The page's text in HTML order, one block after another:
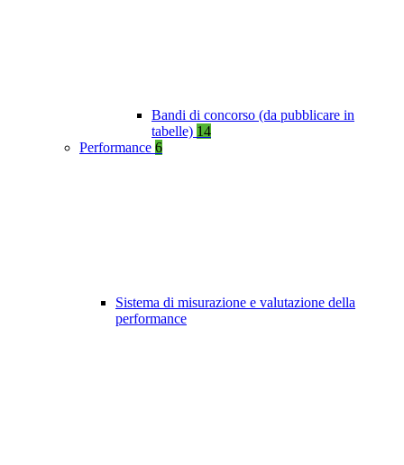
Bandi di concorso (da pubblicare in
tabelle) 14
Performance 6
Sistema di misurazione e valutazione della
performance